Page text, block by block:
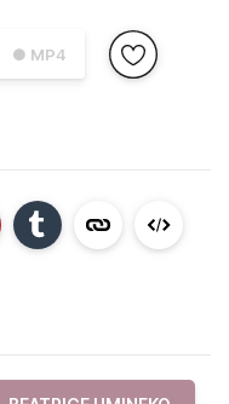
● MP4